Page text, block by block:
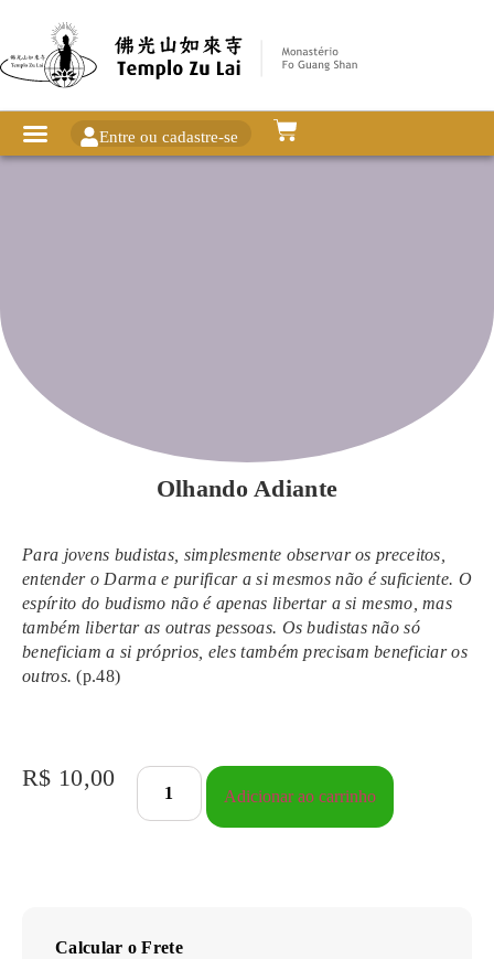
Entre ou cadastre-se
Olhando Adiante
Para jovens budistas, simplesmente observar os preceitos,
entender o Darma e purificar a si mesmos não é suficiente. O
espírito do budismo não é apenas libertar a si mesmo, mas
também libertar as outras pessoas. Os budistas não só
beneficiam a si próprios, eles também precisam beneficiar os
outros.(p.48)
R$ 10,00
Adicionar ao carrinho
Calcular o Frete